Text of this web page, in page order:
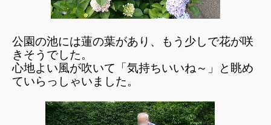
公園の池には蓮の葉があり、もう少しで花が咲
きそうでした。
心地よい風が吹いて「気持ちいいね～」と眺め
ていらっしゃいました。